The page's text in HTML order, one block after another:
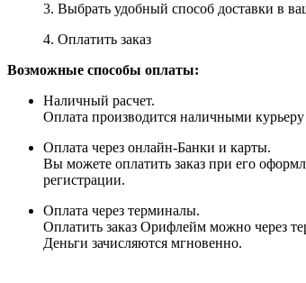
3. Выбрать удобный способ доставки в
4. Оплатить заказ
Возможные способы оплаты:
Наличный расчет.
Оплата производится наличными курьеру
Оплата через онлайн-Банки и карты.
Вы можете оплатить заказ при его
регистрации.
Оплата через терминалы.
Оплатить заказ Орифлейм можно через
Деньги зачисляются мгновенно.